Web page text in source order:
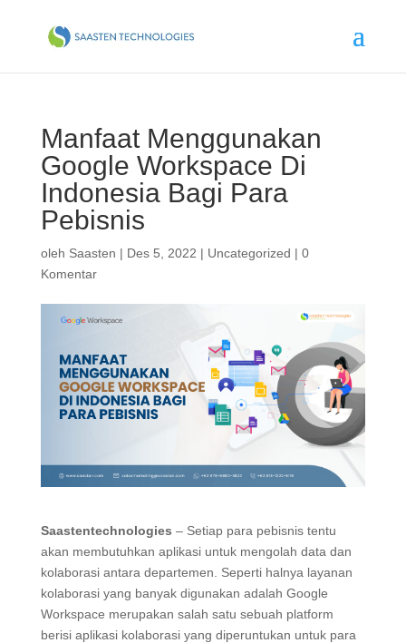
Manfaat Menggunakan
Google Workspace Di
Indonesia Bagi Para
Pebisnis
oleh Saasten | Des 5, 2022 | Uncategorized | 0
Komentar
Saastentechnologies – Setiap para pebisnis tentu
akan membutuhkan aplikasi untuk mengolah data dan
kolaborasi antara departemen. Seperti halnya layanan
kolaborasi yang banyak digunakan adalah Google
Workspace merupakan salah satu sebuah platform
berisi aplikasi kolaborasi yang diperuntukan untuk para